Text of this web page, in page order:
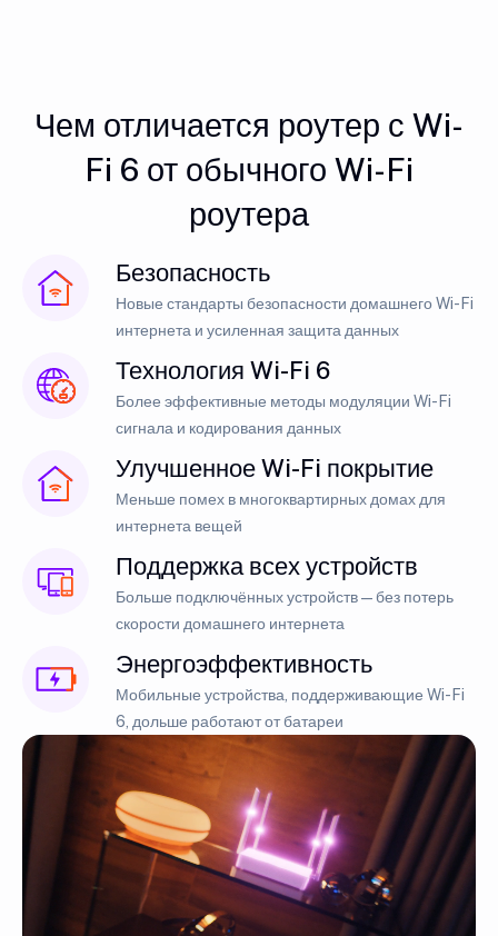
Чем отличается роутер с Wi-
Fi 6 от обычного Wi-Fi
роутера
Безопасность
Новые стандарты безопасности домашнего Wi-Fi
интернета и усиленная защита данных
Технология Wi-Fi 6
Более эффективные методы модуляции Wi-Fi
сигнала и кодирования данных
Улучшенное Wi-Fi покрытие
Меньше помех в многоквартирных домах для
интернета вещей
Поддержка всех устройств
Больше подключённых устройств — без потерь
скорости домашнего интернета
Энергоэффективность
Мобильные устройства, поддерживающие Wi-Fi
6, дольше работают от батареи